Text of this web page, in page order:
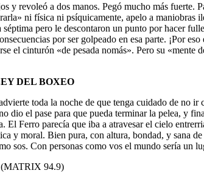
revoleó a dos manos. Pegó mucho más fuerte.
ni física ni psíquicamente, apelo a maniobras
pero le descontaron un punto por hacer
por ser golpeado en esa parte. ¡Por
cinturón «de pesada nomás». Pero su «mente
DEL BOXEO
toda la noche de que tenga cuidado de no
el pase para que pueda terminar la pelea, y
Ferro parecía que iba a atravesar el cielo
y moral. Bien pura, con altura, bondad, y sana
sos. Con personas como vos el mundo sería un
(MATRIX 94.9)